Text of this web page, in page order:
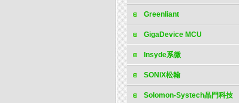
Greenliant
GigaDevice MCU
Insyde系微
SONiX松翰
Solomon-Systech晶門科技